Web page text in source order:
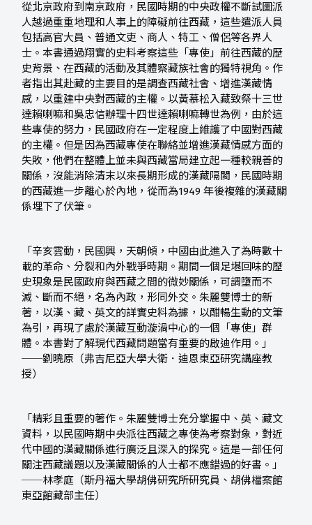
從北京政府到南京政府，民國時期的中央政權不斷試圖派
人越過重重地理和人事上的障礙前往西藏，這些遣派人員
包括高官大員、普通文吏、商人、特工、僧侶等各界人
士。本書通過翔實的史料考察這些「專使」前往西藏的歷
史背景、在西藏的活動及其體察藏族社會的獨特視角。作
者指出其赴藏的主要目的是調查西藏社會、增進漢藏情
感，以重建中央對西藏的主權。以黃慕松入藏致祭十三世
達賴喇嘛和吳忠信辦理十四世達賴喇嘛轉世為例，由於這
些專使的努力，民國政府在一定程度上維護了中國對西藏
的主權。但是因為西藏專使在聯絡並增進漢藏情感方面的
失敗，他們在整體上並未與西藏當局建立起一種較親善的
關係，沒能消除清末以來長期形成的漢藏隔閡，民國時期
的西藏進一步離心於內地，從而為1949 年後複雜的漢藏關
係埋下了伏筆。
「辛亥雲動，民國興，天朝傾，中國由此進入了為時數十
載的革命、分裂和內外戰爭時期。期間一個足堪回味的歷
史現象是民國政府與西藏之間的微妙關係，可謂墮而不
滅、斷而不絕，名為內政，形同外交。朱麗雙博士的新
著，以漢、藏、英文的詳實史料為據，以酣暢生動的文筆
為引，再現了處於漢藏互動漩渦中心的一個「專使」群
體。本書對了解現代西藏問題當有重要的啟迪作用。」
──劉曉原（弗吉尼亞大學大衛．迪恩東亞研究講座教
授）
「精彩且重要的著作。朱麗雙博士充分掌握中、英、藏文
資料，以民國時期中央派往西藏之專使為考察對象，對近
代中國的漢藏關係進行廣泛且深入的探究。這是一部任何
關注西藏議題以及漢藏關係的人士都不應錯過的好書。」
──林孝庭（斯丹福大學胡佛研究所研究員、胡佛檔案館
東亞館藏部主任）